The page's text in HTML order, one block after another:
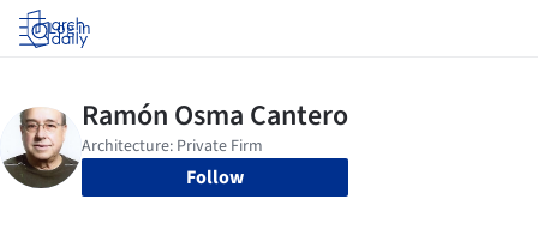
Log in
Follow